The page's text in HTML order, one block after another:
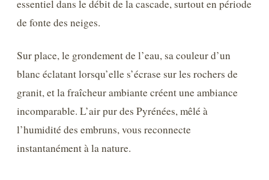
essentiel dans le débit de la cascade, surtout en période
de fonte des neiges.
Sur place, le grondement de l’eau, sa couleur d’un
blanc éclatant lorsqu’elle s’écrase sur les rochers de
granit, et la fraîcheur ambiante créent une ambiance
incomparable. L’air pur des Pyrénées, mêlé à
l’humidité des embruns, vous reconnecte
instantanément à la nature.